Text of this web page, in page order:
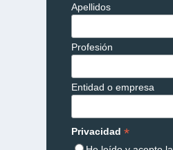
Apellidos
Profesión
Entidad o empresa
Privacidad*